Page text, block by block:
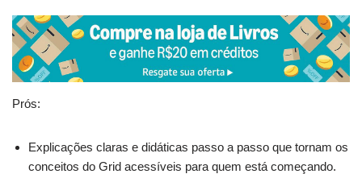
Prós:
Explicações claras e didáticas passo a passo que tornam os
conceitos do Grid acessíveis para quem está começando.